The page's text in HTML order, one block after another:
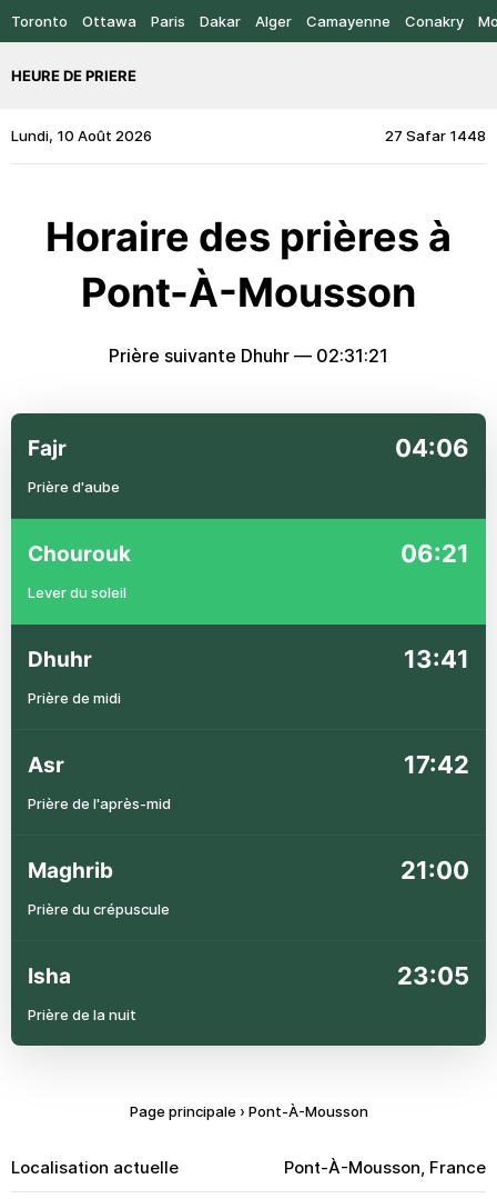
Toronto Ottawa Paris Dakar Alger Camayenne Conakry
HEURE DE PRIERE
Lundi, 10 Août 2026 27 Safar 1448
Horaire des prières à
Pont-À-Mousson
Prière suivante Dhuhr — 02:31:21
Fajr 04:06
Prière d'aube
Chourouk 06:21
Lever du soleil
Dhuhr 13:41
Prière de midi
Asr 17:42
Prière de l'après-mid
Maghrib 21:00
Prière du crépuscule
Isha 23:05
Prière de la nuit
Page principale › Pont-À-Mousson
Localisation actuelle Pont-À-Mousson, France